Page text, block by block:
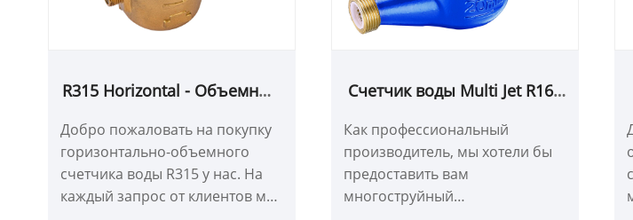
R315 Horizontal - Объемный
Добро пожаловать на покупку
горизонтально-объемного
счетчика воды R315 у нас. На
каждый запрос от клиентов мы
Счетчик воды Multi Jet R160
загерметизированный с
одобренным MID
Как профессиональный
производитель, мы хотели бы
предоставить вам
многоструйный